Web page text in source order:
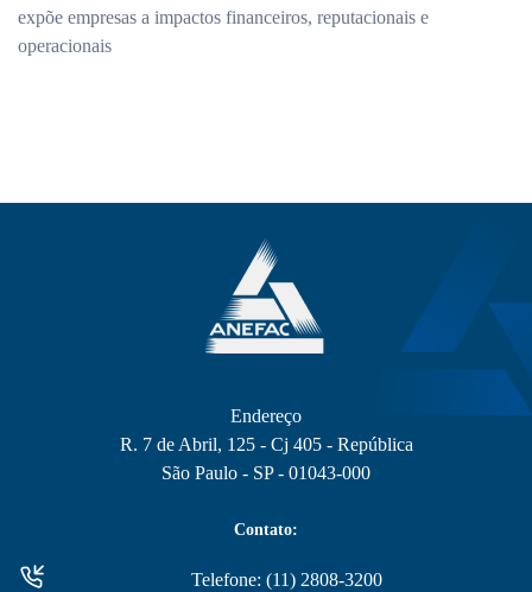
expõe empresas a impactos financeiros, reputacionais e
operacionais
Endereço
R. 7 de Abril, 125 - Cj 405 - República
São Paulo - SP - 01043-000
Contato:
Telefone: (11) 2808-3200